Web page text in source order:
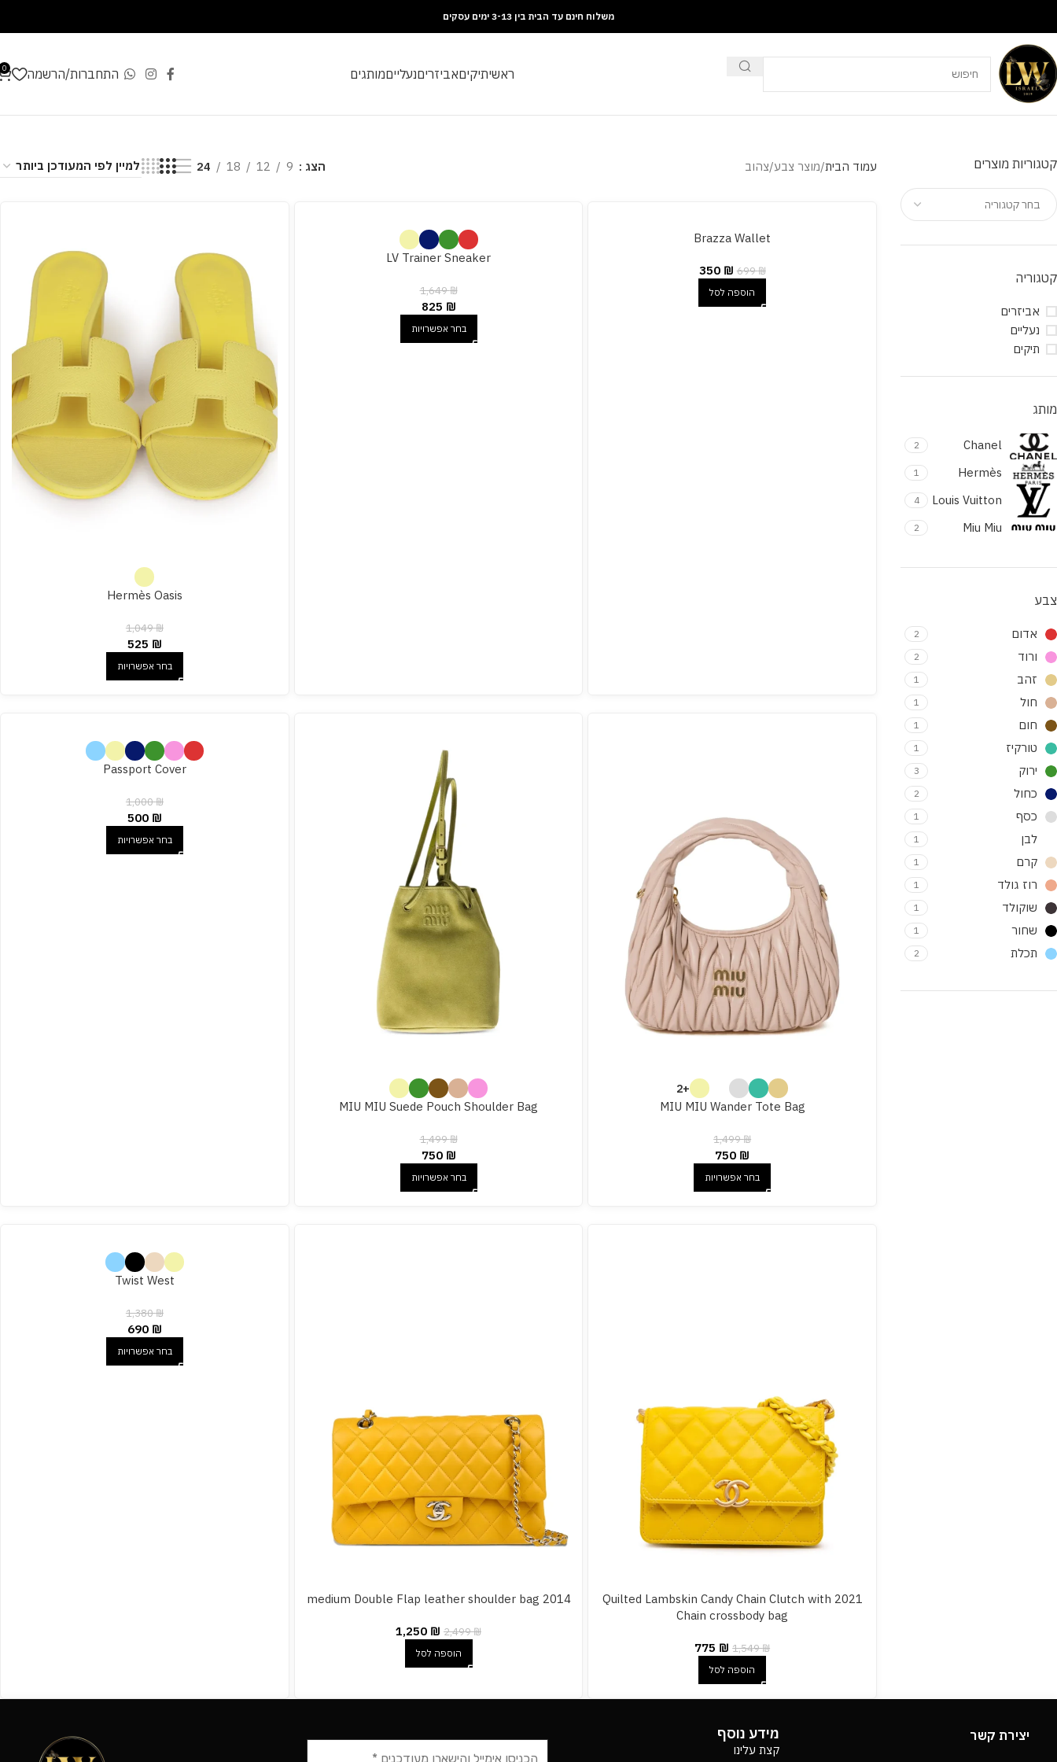
משלוח חינם עד הבית בין 3-13 ימים עסקים
ראשיתיקיםאביזריםנעלייםמותגים התחברות/הרשמה 0
קטגוריות מוצרים
בחר קטגוריה
קטגוריה
אביזרים
נעליים
תיקים
מותג
Chanel
2
Hermès
1
Louis Vuitton
4
Miu Miu
2
צבע
אדום 2
ורוד 2
זהב 1
חול 1
חום 1
טורקיז 1
ירוק 3
כחול 2
כסף 1
לבן 1
קרם 1
רוז גולד 1
שוקולד 1
שחור 1
תכלת 2
עמוד הבית מוצר צבע צהוב הצג 9
12
18
24
Brazza Wallet
699₪
350 ₪
הוספה לסל
LV Trainer Sneaker
1,649₪
825 ₪
בחר אפשרויות
Hermès Oasis
1,049₪
525 ₪
בחר אפשרויות
+2
MIU MIU Wander Tote Bag
1,499₪
750 ₪
בחר אפשרויות
MIU MIU Suede Pouch Shoulder Bag
1,499₪
750 ₪
בחר אפשרויות
Passport Cover
1,000₪
500 ₪
בחר אפשרויות
2021 Quilted Lambskin Candy Chain Clutch with
Chain crossbody bag
1,549₪
775 ₪
הוספה לסל
2014 medium Double Flap leather shoulder bag
2,499₪
1,250 ₪
הוספה לסל
Twist West
1,380₪
690 ₪
בחר אפשרויות
יצירת קשר מידע נוסף
קצת עלינו